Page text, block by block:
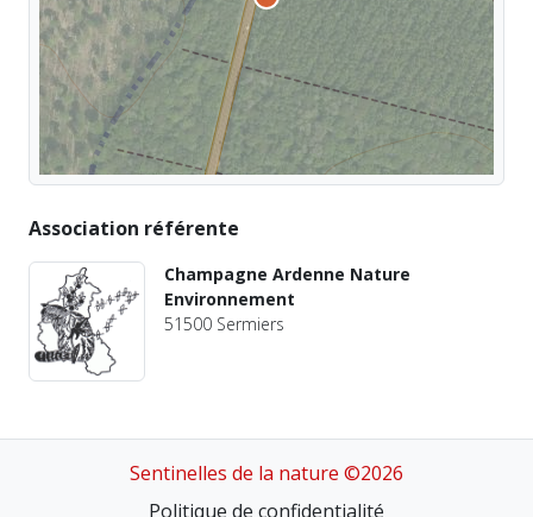
Association référente
Champagne Ardenne Nature
Environnement
51500 Sermiers
Sentinelles de la nature ©2026
Politique de confidentialité